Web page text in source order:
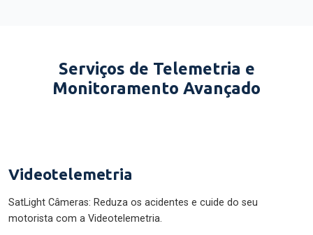
Serviços de Telemetria e
Monitoramento Avançado
Videotelemetria
SatLight Câmeras: Reduza os acidentes e cuide do seu
motorista com a Videotelemetria.